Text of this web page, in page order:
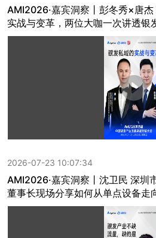
AMI2026·嘉宾洞察丨彭冬秀×唐
实战与变革，两位大咖一次讲透银
2026-07-23 10:07:34
AMI2026·嘉宾洞察丨沈卫民 深圳
董事长现场分享如何从单点设备走